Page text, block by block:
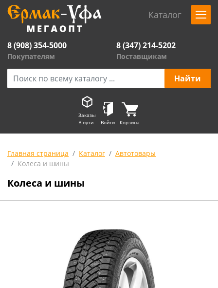
Каталог
8 (908) 354-5000
Покупателям
8 (347) 214-5202
Поставщикам
Заказы
В пути
Войти Корзина
Главная страница Каталог
Автотовары
Колеса и шины
Колеса и шины